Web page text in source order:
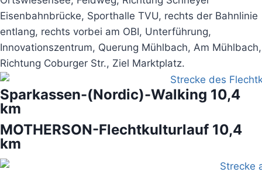
Eisenbahnbrücke, Sporthalle TVU, rechts der Bahnlinie
entlang, rechts vorbei am OBI, Unterführung,
Innovationszentrum, Querung Mühlbach, Am Mühlbach,
Richtung Coburger Str., Ziel Marktplatz.
Sparkassen-(Nordic)-Walking 10,4
km
MOTHERSON-Flechtkulturlauf 10,4
km